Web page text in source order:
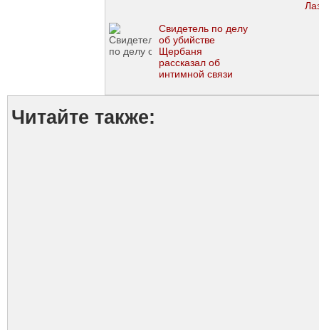
Свидетель по делу
об убийстве
Щербаня
рассказал об
интимной связи
Тимошенко
Читайте также: